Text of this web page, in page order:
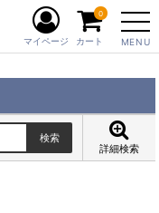
MENU
マイページ カート
0
詳細検索